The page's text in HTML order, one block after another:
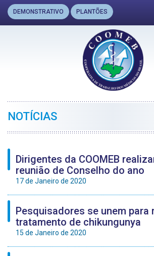
DEMONSTRATIVO PLANTÕES
NOTÍCIAS
Dirigentes da COOMEB
reunião de Conselho do ano
17 de Janeiro de 2020
Pesquisadores se unem para
tratamento de chikungunya
15 de Janeiro de 2020